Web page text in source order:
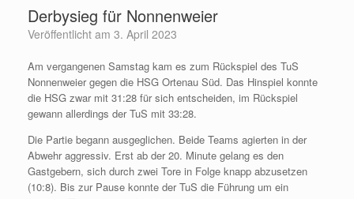
Derbysieg für Nonnenweier
Veröffentlicht am 3. April 2023
Am vergangenen Samstag kam es zum Rückspiel des TuS
Nonnenweier gegen die HSG Ortenau Süd. Das Hinspiel konnte
die HSG zwar mit 31:28 für sich entscheiden, im Rückspiel
gewann allerdings der TuS mit 33:28.
Die Partie begann ausgeglichen. Beide Teams agierten in der
Abwehr aggressiv. Erst ab der 20. Minute gelang es den
Gastgebern, sich durch zwei Tore in Folge knapp abzusetzen
(10:8). Bis zur Pause konnte der TuS die Führung um ein